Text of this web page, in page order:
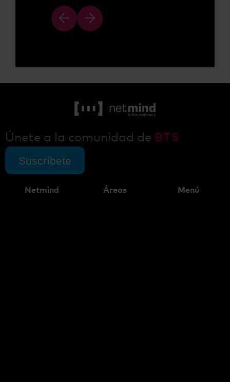
Únete a la comunidad de BTS
Suscríbete
Netmind Áreas Menú